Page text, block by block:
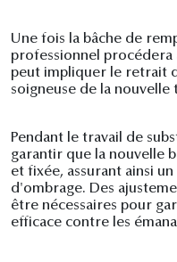
Une fois la bâche de
professionnel procédera
peut impliquer le retrait
soigneuse de la nouvelle
Pendant le travail de
garantir que la nouvelle
et fixée, assurant ainsi
d'ombrage. Des
être nécessaires pour
efficace contre les